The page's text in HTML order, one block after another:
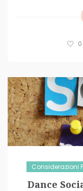
0
Considerazioni
Dance